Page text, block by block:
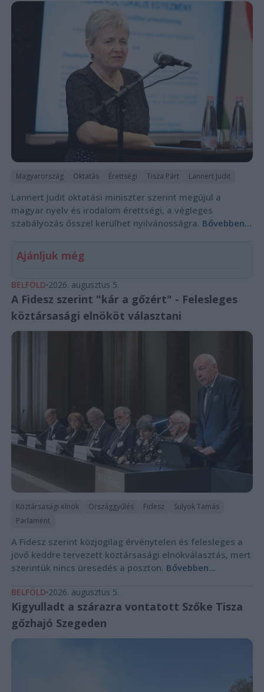
Magyarország Oktatás Érettségi Tisza Párt Lannert Judit
Lannert Judit oktatási miniszter szerint megújul a
magyar nyelv és irodalom érettségi, a végleges
szabályozás ősszel kerülhet nyilvánosságra. Bővebben...
Ajánljuk még
BELFÖLD 2026. augusztus 5.
A Fidesz szerint "kár a gőzért" - Felesleges
köztársasági elnököt választani
Köztársasági elnök Országgyűlés Fidesz
Sulyok Tamás
Parlament
A Fidesz szerint közjogilag érvénytelen és felesleges a
jövő keddre tervezett köztársasági elnökválasztás, mert
szerintük nincs üresedés a poszton. Bővebben...
BELFÖLD 2026. augusztus 5.
Kigyulladt a szárazra vontatott Szőke Tisza
gőzhajó Szegeden